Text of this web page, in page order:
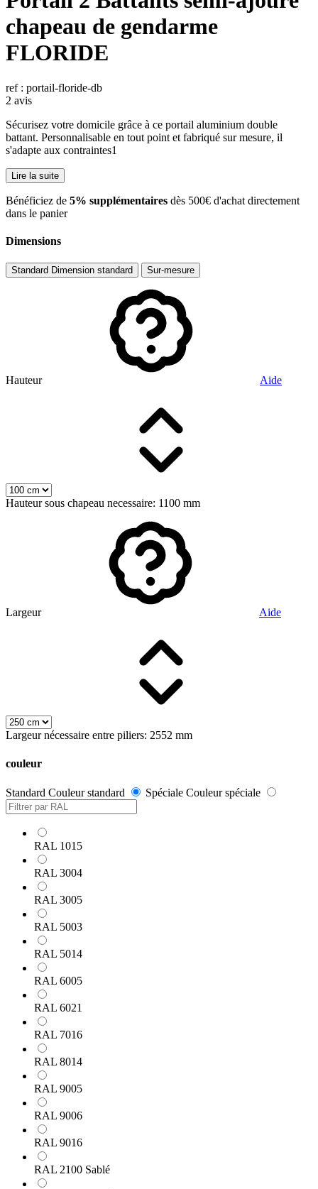
chapeau de gendarme
FLORIDE
ref : portail-floride-db
2 avis
Sécurisez votre domicile grâce à ce portail aluminium double
battant. Personnalisable en tout point et fabriqué sur mesure, il
s'adapte aux contraintes1
Lire la suite
​Bénéficiez de 5% supplémentaires dès 500€ d'achat directement
dans le panier
Dimensions
Standard Dimension standard Sur-mesure
Hauteur Aide
Hauteur sous chapeau necessaire: 1100 mm
Largeur Aide
Largeur nécessaire entre piliers: 2552 mm
couleur
Standard Couleur standard Spéciale Couleur spéciale
RAL 1015
RAL 3004
RAL 3005
RAL 5003
RAL 5014
RAL 6005
RAL 6021
RAL 7016
RAL 8014
RAL 9005
RAL 9006
RAL 9016
RAL 2100 Sablé